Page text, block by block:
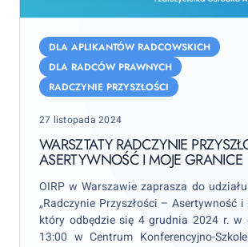
Radczynie
Przyszłości
Asertywność
moje
granice
DLA APLIKANTÓW RADCOWSKICH
DLA RADCÓW PRAWNYCH
RADCZYNIE PRZYSZŁOŚCI
Posted
27 listopada 2024
WARSZTATY RADCZYNIE
ASERTYWNOŚĆ I MOJE GRANICE
OIRP w Warszawie zaprasza do
„Radczynie Przyszłości – Asertywność i
który odbędzie się 4 grudnia 2024 r. w
13:00 w Centrum Konferencyjno-